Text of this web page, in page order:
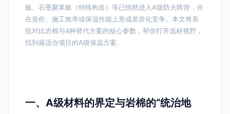
板、石墨聚苯板（特殊构造）等已悄然进入A级防火阵营，并
在造价、施工效率或保温性能上形成差异化竞争。本文将系
统对比岩棉与4种替代方案的核心参数，帮你打开选材视野，
找到最适合项目的A级保温方案。
一、A级材料的界定与岩棉的“统治地